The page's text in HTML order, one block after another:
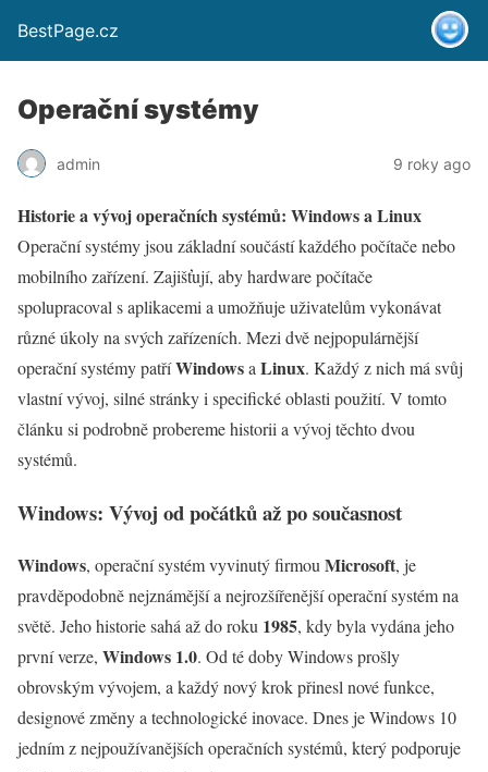
BestPage.cz
Operační systémy
admin 9 roky ago
Historie a vývoj operačních systémů: Windows a Linux
Operační systémy jsou základní součástí každého počítače nebo
mobilního zařízení. Zajišťují, aby hardware počítače
spolupracoval s aplikacemi a umožňuje uživatelům vykonávat
různé úkoly na svých zařízeních. Mezi dvě nejpopulárnější
operační systémy patříWindowsa Linux. Každý z nich má svůj
vlastní vývoj, silné stránky i specifické oblasti použití. V tomto
článku si podrobně probereme historii a vývoj těchto dvou
systémů.
Windows: Vývoj od počátků až po současnost
Windows, operační systém vyvinutý firmouMicrosoft, je
pravděpodobně nejznámější a nejrozšířenější operační systém na
světě. Jeho historie sahá až do roku 1985, kdy byla vydána jeho
první verze, Windows 1.0. Od té doby Windows prošly
obrovským vývojem, a každý nový krok přinesl nové funkce,
designové změny a technologické inovace. Dnes je Windows 10
jedním z nejpoužívanějších operačních systémů, který podporuje